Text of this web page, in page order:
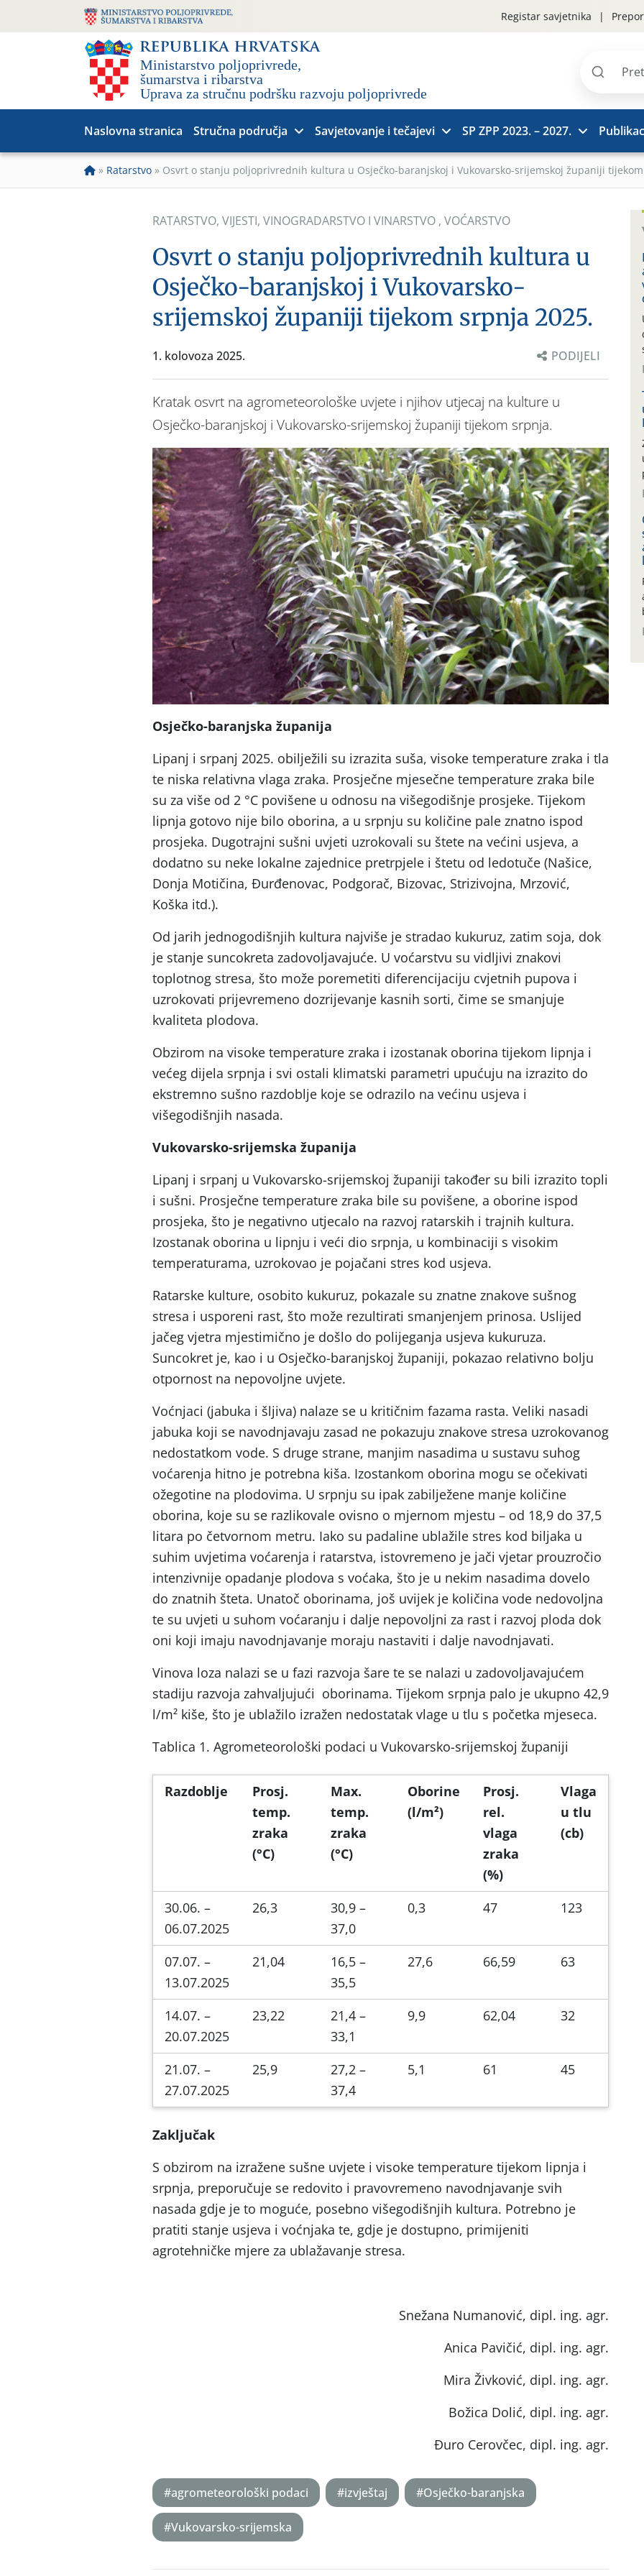
Registar savjetnika
Pretraži
Naslovna stranica Stručna područja Savjetovanje i tečajevi SP ZPP 2023. – 2027.
» Ratarstvo » Osvrt o stanju poljoprivrednih kultura u Osječko-baranjskoj i Vukovarsko-srijemskoj županiji
RATARSTVO, VIJESTI, VINOGRADARSTVO I VINARSTVO , VOĆARSTVO
Osvrt o stanju poljoprivrednih kultura u
Osječko-baranjskoj i Vukovarsko-
srijemskoj županiji tijekom srpnja 2025.
1. kolovoza 2025. PODIJELI
Kratak osvrt na agrometeorološke uvjete i njihov utjecaj na kulture u
Osječko-baranjskoj i Vukovarsko-srijemskoj županiji tijekom srpnja.
Osječko-baranjska županija
Lipanj i srpanj 2025. obilježili su izrazita suša, visoke temperature zraka i tla
te niska relativna vlaga zraka. Prosječne mjesečne temperature zraka bile
su za više od 2 °C povišene u odnosu na višegodišnje prosjeke. Tijekom
lipnja gotovo nije bilo oborina, a u srpnju su količine pale znatno ispod
prosjeka. Dugotrajni sušni uvjeti uzrokovali su štete na većini usjeva, a
dodatno su neke lokalne zajednice pretrpjele i štetu od ledotuče (Našice,
Donja Motičina, Đurđenovac, Podgorač, Bizovac, Strizivojna, Mrzović,
Koška itd.).
Od jarih jednogodišnjih kultura najviše je stradao kukuruz, zatim soja, dok
je stanje suncokreta zadovoljavajuće. U voćarstvu su vidljivi znakovi
toplotnog stresa, što može poremetiti diferencijaciju cvjetnih pupova i
uzrokovati prijevremeno dozrijevanje kasnih sorti, čime se smanjuje
kvaliteta plodova.
Obzirom na visoke temperature zraka i izostanak oborina tijekom lipnja i
većeg dijela srpnja i svi ostali klimatski parametri upućuju na izrazito do
ekstremno sušno razdoblje koje se odrazilo na većinu usjeva i
višegodišnjih nasada.
Vukovarsko-srijemska županija
Lipanj i srpanj u Vukovarsko-srijemskoj županiji također su bili izrazito topli
i sušni. Prosječne temperature zraka bile su povišene, a oborine ispod
prosjeka, što je negativno utjecalo na razvoj ratarskih i trajnih kultura.
Izostanak oborina u lipnju i veći dio srpnja, u kombinaciji s visokim
temperaturama, uzrokovao je pojačani stres kod usjeva.
Ratarske kulture, osobito kukuruz, pokazale su znatne znakove sušnog
stresa i usporeni rast, što može rezultirati smanjenjem prinosa. Uslijed
jačeg vjetra mjestimično je došlo do polijeganja usjeva kukuruza.
Suncokret je, kao i u Osječko-baranjskoj županiji, pokazao relativno bolju
otpornost na nepovoljne uvjete.
Voćnjaci (jabuka i šljiva) nalaze se u kritičnim fazama rasta. Veliki nasadi
jabuka koji se navodnjavaju zasad ne pokazuju znakove stresa uzrokovanog
nedostatkom vode. S druge strane, manjim nasadima u sustavu suhog
voćarenja hitno je potrebna kiša. Izostankom oborina mogu se očekivati
ožegotine na plodovima. U srpnju su ipak zabilježene manje količine
oborina, koje su se razlikovale ovisno o mjernom mjestu – od 18,9 do 37,5
litara po četvornom metru. Iako su padaline ublažile stres kod biljaka u
suhim uvjetima voćarenja i ratarstva, istovremeno je jači vjetar prouzročio
intenzivnije opadanje plodova s voćaka, što je u nekim nasadima dovelo
do znatnih šteta. Unatoč oborinama, još uvijek je količina vode nedovoljna
te su uvjeti u suhom voćaranju i dalje nepovoljni za rast i razvoj ploda dok
oni koji imaju navodnjavanje moraju nastaviti i dalje navodnjavati.
Vinova loza nalazi se u fazi razvoja šare te se nalazi u zadovoljavajućem
stadiju razvoja zahvaljujući oborinama. Tijekom srpnja palo je ukupno 42,9
l/m² kiše, što je ublažilo izražen nedostatak vlage u tlu s početka mjeseca.
Tablica 1. Agrometeorološki podaci u Vukovarsko-srijemskoj županiji
Razdoblje
Prosj.
temp.
zraka
(°C)
Max.
temp.
zraka
(°C)
Oborine
(l/m²)
Prosj.
rel.
vlaga
zraka
(%)
Vlaga
u tlu
(cb)
30.06. –
06.07.2025
26,3
30,9 –
37,0
0,3 47 123
07.07. –
13.07.2025
21,04
16,5 –
35,5
27,6 66,59 63
14.07. –
20.07.2025
23,22
21,4 –
33,1
9,9 62,04 32
21.07. –
27.07.2025
25,9
27,2 –
37,4
5,1 61 45
Zaključak
S obzirom na izražene sušne uvjete i visoke temperature tijekom lipnja i
srpnja, preporučuje se redovito i pravovremeno navodnjavanje svih
nasada gdje je to moguće, posebno višegodišnjih kultura. Potrebno je
pratiti stanje usjeva i voćnjaka te, gdje je dostupno, primijeniti
agrotehničke mjere za ublažavanje stresa.
Snežana Numanović, dipl. ing. agr.
Anica Pavičić, dipl. ing. agr.
Mira Živković, dipl. ing. agr.
Božica Dolić, dipl. ing. agr.
Đuro Cerovčec, dipl. ing. agr.
#agrometeorološki podaci #izvještaj #Osječko-baranjska
#Vukovarsko-srijemska